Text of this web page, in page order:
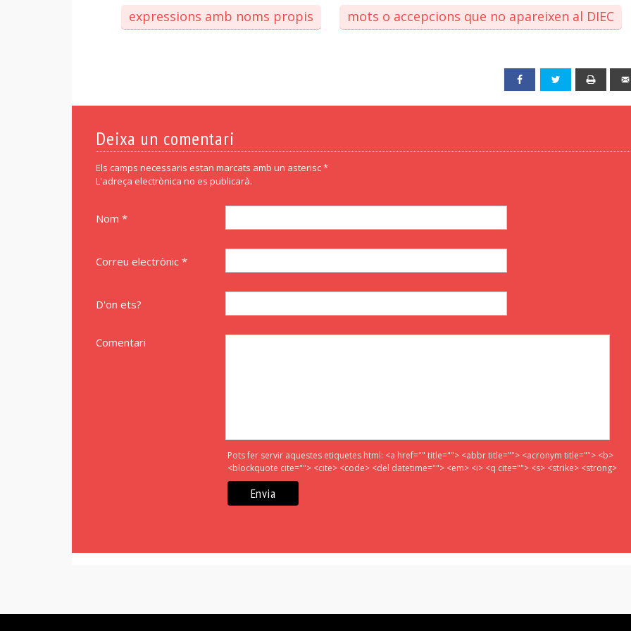
expressions amb noms propis mots o accepcions que no apareixen al DIEC
Facebook Twitter
Deixa un comentari
Els camps necessaris estan marcats amb un asterisc *
L'adreça electrònica no es publicarà.
Nom *
Correu electrònic *
D'on ets?
Comentari
Pots fer servir aquestes etiquetes html: <a href="" title=""> <abbr title=""> <acronym title=""> <b>
<blockquote cite=""> <cite> <code> <del datetime=""> <em> <i> <q cite=""> <s> <strike> <strong>